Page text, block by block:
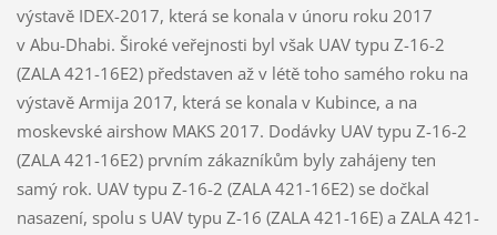
výstavě IDEX-2017, která se konala v únoru roku 2017
v Abu-Dhabi. Široké veřejnosti byl však UAV typu Z-16-2
(ZALA 421-16E2) představen až v létě toho samého roku na
výstavě Armija 2017, která se konala v Kubince, a na
moskevské airshow MAKS 2017. Dodávky UAV typu Z-16-2
(ZALA 421-16E2) prvním zákazníkům byly zahájeny ten
samý rok. UAV typu Z-16-2 (ZALA 421-16E2) se dočkal
nasazení, spolu s UAV typu Z-16 (ZALA 421-16E) a ZALA 421-